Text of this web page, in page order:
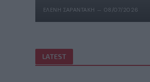
ΕΛΈΝΗ ΣΑΡΑΝΤΆΚΗ 08/07/2026
LATEST